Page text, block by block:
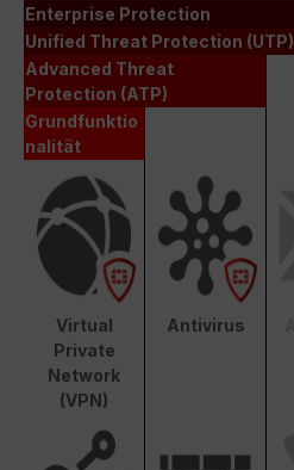
Enterprise Protection
Unified Threat Protection (UTP)
Advanced Threat
Protection (ATP)
Grundfunktio
nalität
Virtual
Private
Network
(VPN)
Antivirus